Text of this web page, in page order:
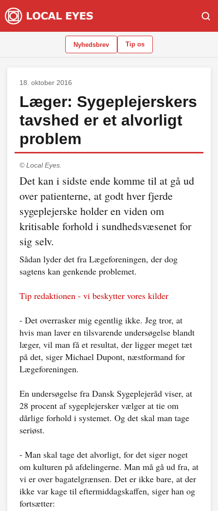
Nyhedsbrev Tip os
18. oktober 2016
Læger: Sygeplejerskers
tavshed er et alvorligt
problem
© Local Eyes.
Det kan i sidste ende komme til at gå ud
over patienterne, at godt hver fjerde
sygeplejerske holder en viden om
kritisable forhold i sundhedsvæsenet for
sig selv.
Sådan lyder det fra Lægeforeningen, der dog
sagtens kan genkende problemet.
Tip redaktionen - vi beskytter vores kilder
- Det overrasker mig egentlig ikke. Jeg tror, at
hvis man laver en tilsvarende undersøgelse blandt
læger, vil man få et resultat, der ligger meget tæt
på det, siger Michael Dupont, næstformand for
Lægeforeningen.
En undersøgelse fra Dansk Sygeplejeråd viser, at
28 procent af sygeplejersker vælger at tie om
dårlige forhold i systemet. Og det skal man tage
seriøst.
- Man skal tage det alvorligt, for det siger noget
om kulturen på afdelingerne. Man må gå ud fra, at
vi er over bagatelgrænsen. Det er ikke bare, at der
ikke var kage til eftermiddagskaffen, siger han og
fortsætter: